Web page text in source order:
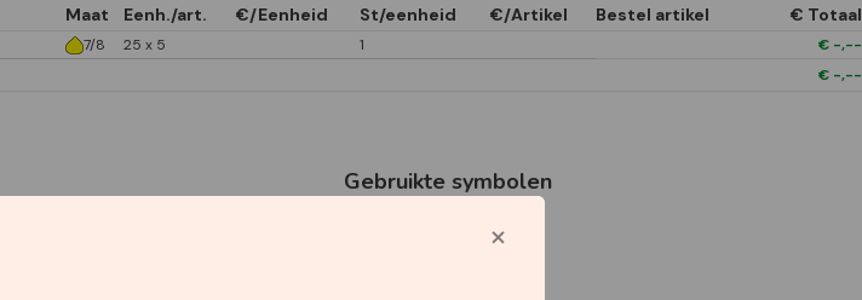
Maat Eenh./art. €/Eenheid St/eenheid €/Artikel Bestel artikel € Totaal
7/8 25 x 5 1 € -,--
€ -,--
Gebruikte symbolen
Star Capperline